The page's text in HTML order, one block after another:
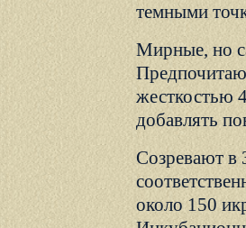
темными
Мирные, но
жесткостью
добавлять
Созревают в
около 150